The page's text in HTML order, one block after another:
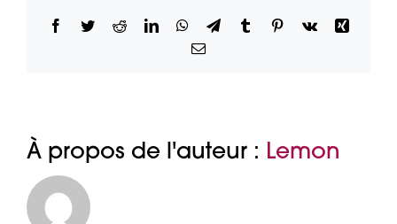
Facebook
TwitterRedditLinkedInWhatsApp
TelegramTumblrPinterest
Vk
Xing
Email
À propos de l'auteur : Lemon